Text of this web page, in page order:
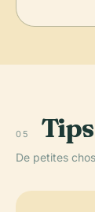
05
De petites